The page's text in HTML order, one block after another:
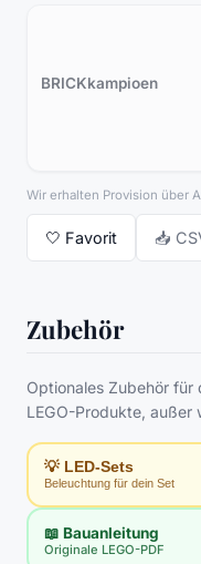
BRICKkampioen
Wir erhalten Provision über
🤍 Favorit 📥
Zubehör
Optionales Zubehör für
LEGO-Produkte, außer
💡 LED-Sets
Beleuchtung für dein Set
📖 Bauanleitung
Originale LEGO-PDF